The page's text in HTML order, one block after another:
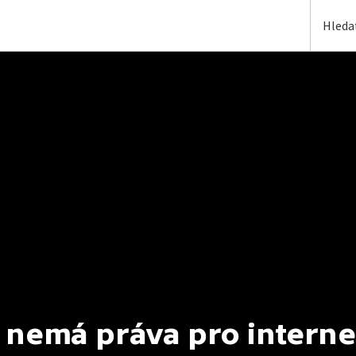
nemá práva pro